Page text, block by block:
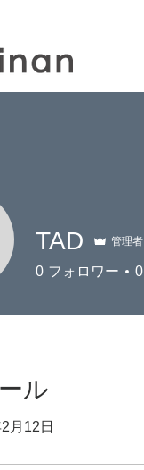
ル
月12日
TAD 管理者
0 フォロワー 0